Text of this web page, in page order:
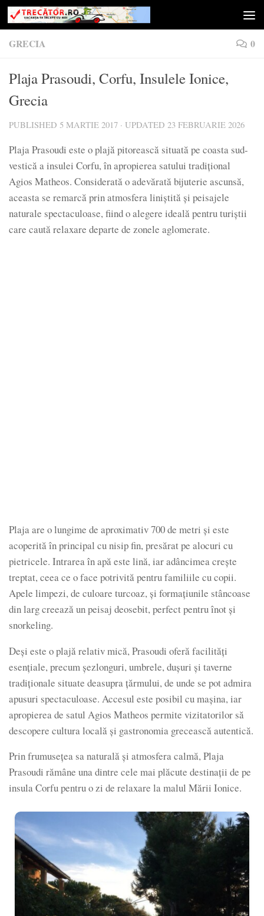
Skip to content
GRECIA 0
Plaja Prasoudi, Corfu, Insulele Ionice,
Grecia
PUBLISHED 5 MARTIE 2017 · UPDATED 23 FEBRUARIE 2026
Plaja Prasoudi este o plajă pitorească situată pe coasta sud-
vestică a insulei Corfu, în apropierea satului tradițional
Agios Matheos. Considerată o adevărată bijuterie ascunsă,
aceasta se remarcă prin atmosfera liniștită și peisajele
naturale spectaculoase, fiind o alegere ideală pentru turiștii
care caută relaxare departe de zonele aglomerate.
Plaja are o lungime de aproximativ 700 de metri și este
acoperită în principal cu nisip fin, presărat pe alocuri cu
pietricele. Intrarea în apă este lină, iar adâncimea crește
treptat, ceea ce o face potrivită pentru familiile cu copii.
Apele limpezi, de culoare turcoaz, și formațiunile stâncoase
din larg creează un peisaj deosebit, perfect pentru înot și
snorkeling.
Deși este o plajă relativ mică, Prasoudi oferă facilități
esențiale, precum șezlonguri, umbrele, dușuri și taverne
tradiționale situate deasupra țărmului, de unde se pot admira
apusuri spectaculoase. Accesul este posibil cu mașina, iar
apropierea de satul Agios Matheos permite vizitatorilor să
descopere cultura locală și gastronomia grecească autentică.
Prin frumusețea sa naturală și atmosfera calmă, Plaja
Prasoudi rămâne una dintre cele mai plăcute destinații de pe
insula Corfu pentru o zi de relaxare la malul Mării Ionice.